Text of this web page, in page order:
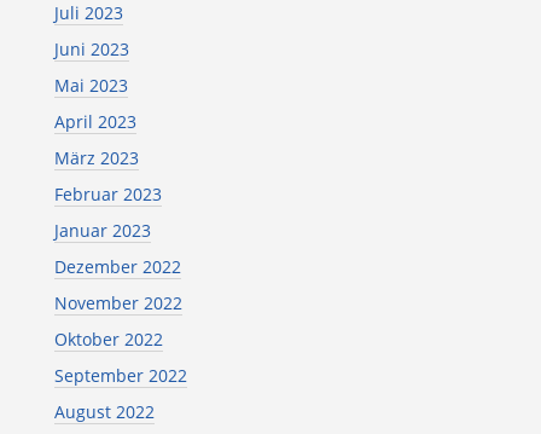
Juli 2023
Juni 2023
Mai 2023
April 2023
März 2023
Februar 2023
Januar 2023
Dezember 2022
November 2022
Oktober 2022
September 2022
August 2022